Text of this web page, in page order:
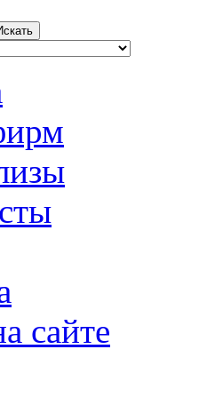
сайте